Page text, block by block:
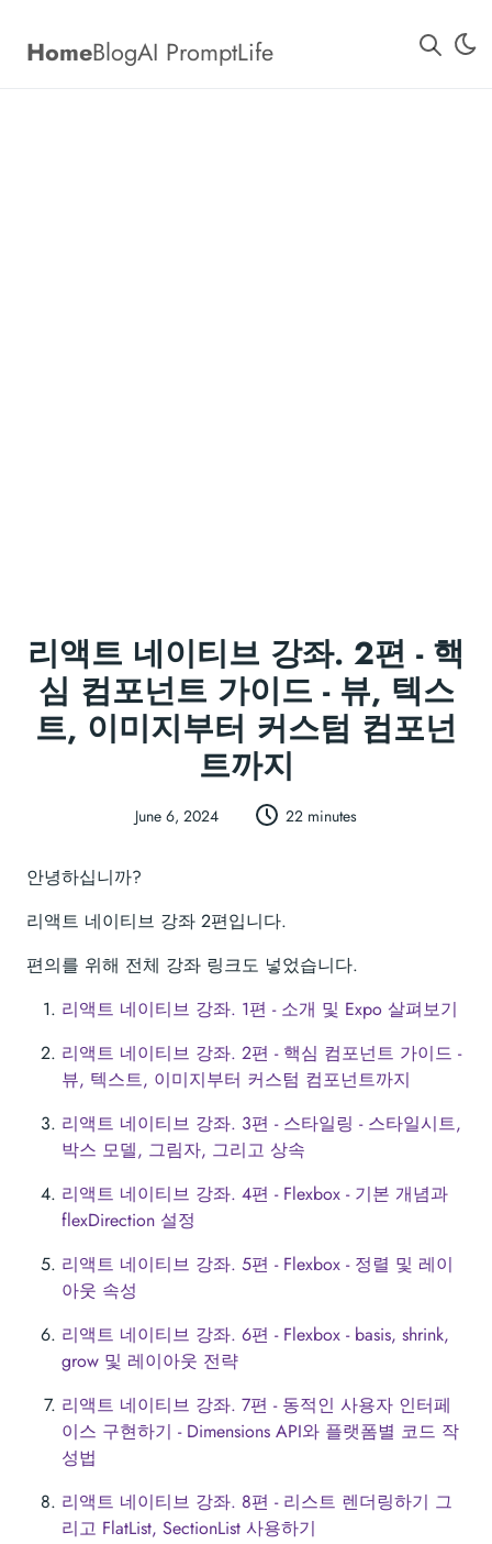
HomeBlogAI PromptLife
리액트 네이티브 강좌. 2편 - 핵
심 컴포넌트 가이드 - 뷰, 텍스
트, 이미지부터 커스텀 컴포넌
트까지
June 6, 2024 22 minutes
안녕하십니까?
리액트 네이티브 강좌 2편입니다.
편의를 위해 전체 강좌 링크도 넣었습니다.
리액트 네이티브 강좌. 1편 - 소개 및 Expo 살펴보기
리액트 네이티브 강좌. 2편 - 핵심 컴포넌트 가이드 -
뷰, 텍스트, 이미지부터 커스텀 컴포넌트까지
리액트 네이티브 강좌. 3편 - 스타일링 - 스타일시트,
박스 모델, 그림자, 그리고 상속
리액트 네이티브 강좌. 4편 - Flexbox - 기본 개념과
flexDirection 설정
리액트 네이티브 강좌. 5편 - Flexbox - 정렬 및 레이
아웃 속성
리액트 네이티브 강좌. 6편 - Flexbox - basis, shrink,
grow 및 레이아웃 전략
리액트 네이티브 강좌. 7편 - 동적인 사용자 인터페
이스 구현하기 - Dimensions API와 플랫폼별 코드 작
성법
리액트 네이티브 강좌. 8편 - 리스트 렌더링하기 그
리고 FlatList, SectionList 사용하기